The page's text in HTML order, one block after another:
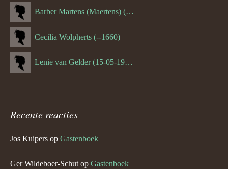
Barber Martens (Maertens) (--1658)
Cecilia Wolpherts (--1660)
Lenie van Gelder (15-05-1970)
Recente reacties
Jos Kuipers op Gastenboek
Ger Wildeboer-Schut op Gastenboek